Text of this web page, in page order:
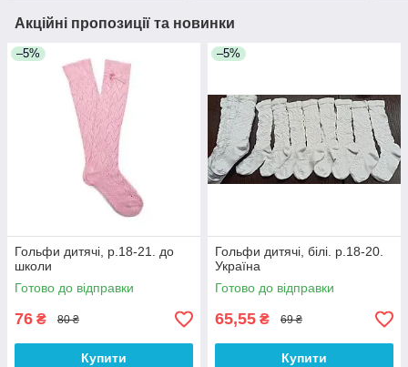
Акційні пропозиції та новинки
–5%
Гольфи дитячі, р.18-21. до
школи
Готово до відправки
76 ₴ 80 ₴
Купити
–5%
Гольфи дитячі, білі. р.18-20.
Україна
Готово до відправки
65,55 ₴ 69 ₴
Купити